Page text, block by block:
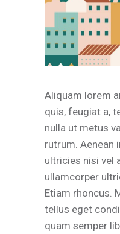
Aliquam lorem
quis, feugiat a,
nulla ut metus
rutrum. Aenean
ultricies nisi vel
ullamcorper
Etiam rhoncus.
tellus eget
quam semper